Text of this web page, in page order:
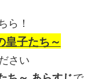
ら！
皇子たち～
さい